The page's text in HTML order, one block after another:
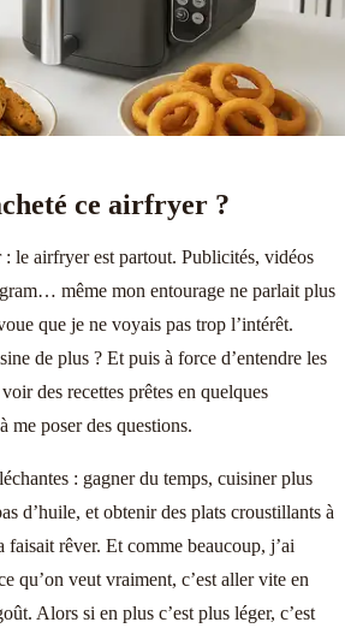
ce airfryer ?
: le airfryer est partout. Publicités, vidéos
même mon entourage ne parlait plus
que je ne voyais pas trop l’intérêt.
de plus ? Et puis à force d’entendre les
des recettes prêtes en quelques
me poser des questions.
: gagner du temps, cuisiner plus
d’huile, et obtenir des plats croustillants à
faisait rêver. Et comme beaucoup, j’ai
qu’on veut vraiment, c’est aller vite en
Alors si en plus c’est plus léger, c’est